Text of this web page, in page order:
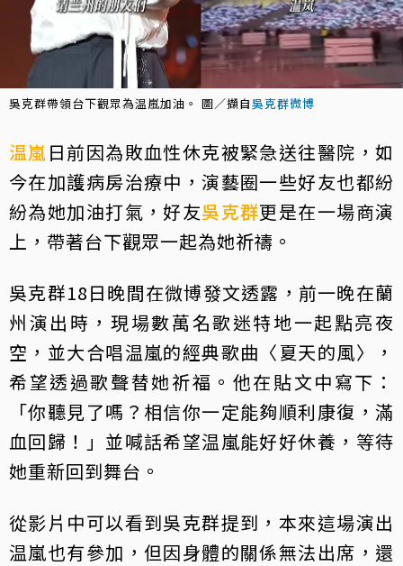
吳克群帶領台下觀眾為温嵐加油。 圖／擷自吳克群微博
温嵐日前因為敗血性休克被緊急送往醫院，如
今在加護病房治療中，演藝圈一些好友也都紛
紛為她加油打氣，好友吳克群更是在一場商演
上，帶著台下觀眾一起為她祈禱。
吳克群18日晚間在微博發文透露，前一晚在蘭
州演出時，現場數萬名歌迷特地一起點亮夜
空，並大合唱温嵐的經典歌曲〈夏天的風〉，
希望透過歌聲替她祈福。他在貼文中寫下：
「你聽見了嗎？相信你一定能夠順利康復，滿
血回歸！」並喊話希望温嵐能好好休養，等待
她重新回到舞台。
從影片中可以看到吳克群提到，本來這場演出
温嵐也有參加，但因身體的關係無法出席，還